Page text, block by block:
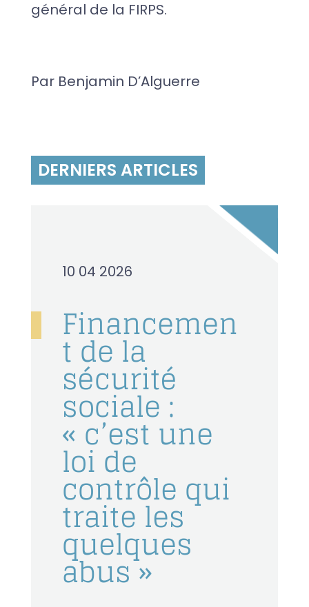
général de la FIRPS.
Par Benjamin D’Alguerre
DERNIERS ARTICLES
10 04 2026
Financemen
t de la
sécurité
sociale :
« c’est une
loi de
contrôle qui
traite les
quelques
abus »